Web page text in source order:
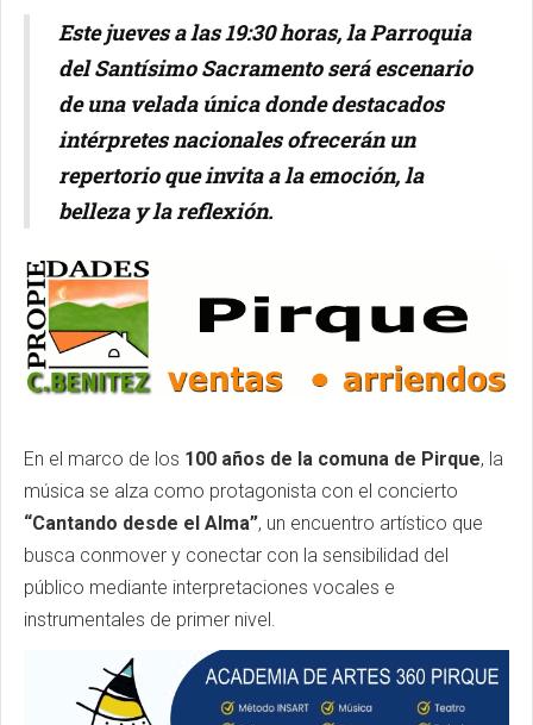
Este jueves a las 19:30 horas, la Parroquia
del Santísimo Sacramento será escenario
de una velada única donde destacados
intérpretes nacionales ofrecerán un
repertorio que invita a la emoción, la
belleza y la reflexión.
En el marco de los 100 años de la comuna de Pirque, la
música se alza como protagonista con el concierto
“Cantando desde el Alma”, un encuentro artístico que
busca conmover y conectar con la sensibilidad del
público mediante interpretaciones vocales e
instrumentales de primer nivel.